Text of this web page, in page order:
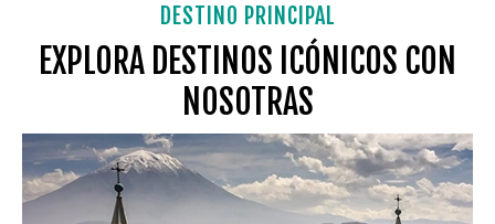
DESTINO PRINCIPAL
EXPLORA DESTINOS ICÓNICOS CON
NOSOTRAS